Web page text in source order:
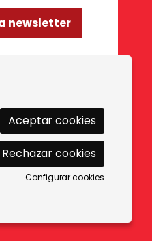
newsletter
Aceptar cookies
Rechazar cookies
Configurar cookies